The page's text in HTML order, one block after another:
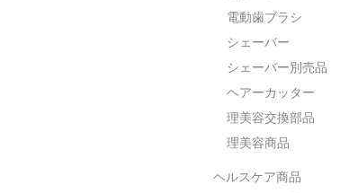
電動歯ブラシ
シェーバー
シェーバー別売品
ヘアーカッター
理美容交換部品
理美容商品
ヘルスケア商品